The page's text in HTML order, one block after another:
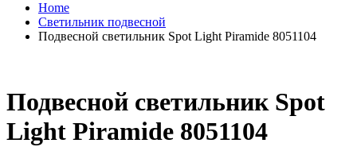
Home
Светильник подвесной
Подвесной светильник Spot Light Piramide 8051104
Подвесной светильник Spot
Light Piramide 8051104